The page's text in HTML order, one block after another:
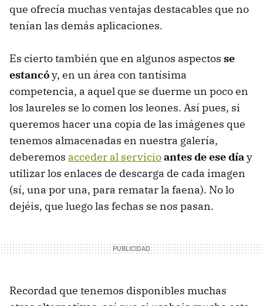
que ofrecía muchas ventajas destacables que no
tenían las demás aplicaciones.
Es cierto también que en algunos aspectos se
estancóy, en un área con tantísima
competencia, a aquel que se duerme un poco en
los laureles se lo comen los leones. Así pues, si
queremos hacer una copia de las imágenes que
tenemos almacenadas en nuestra galería,
deberemos acceder al servicioantes de ese díay
utilizar los enlaces de descarga de cada imagen
(sí, una por una, para rematar la faena). No lo
dejéis, que luego las fechas se nos pasan.
Recordad que tenemos disponibles muchas